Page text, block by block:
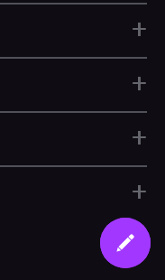
+
+
+
+